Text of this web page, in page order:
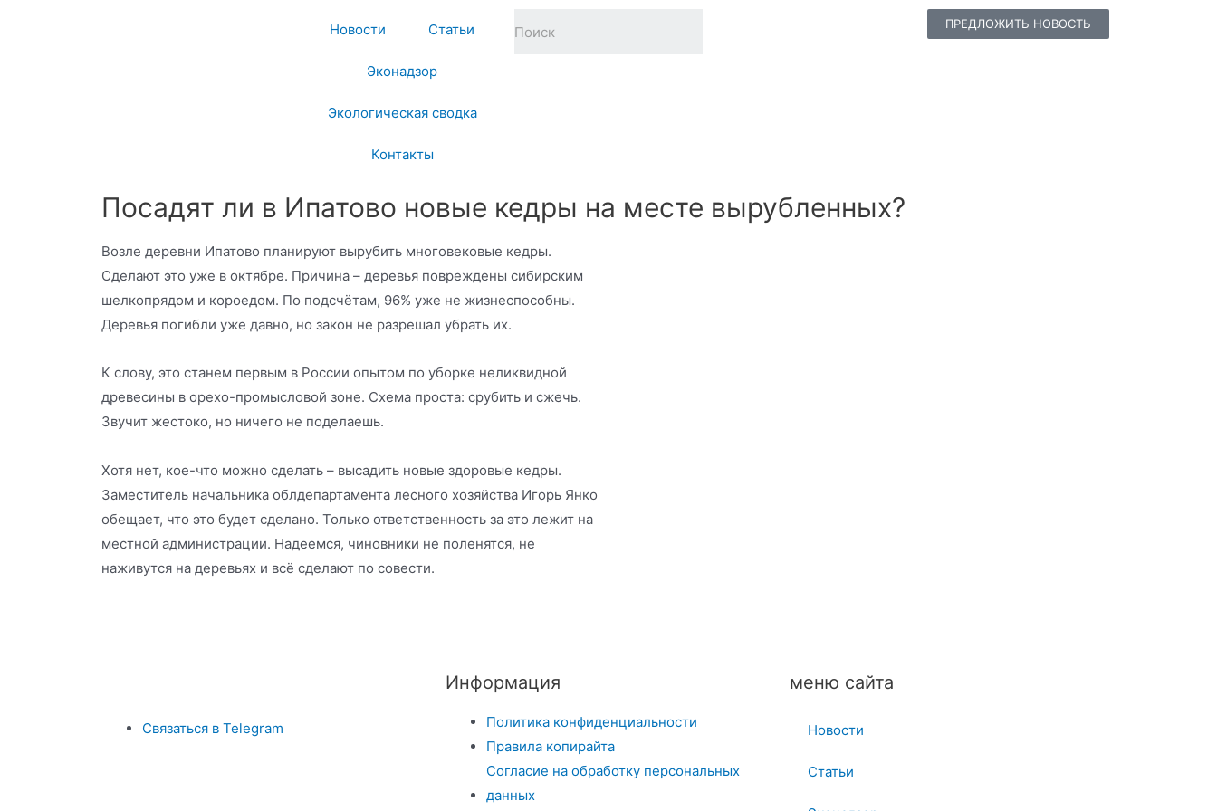
Новости Статьи
Эконадзор
Экологическая сводка
Контакты
ПРЕДЛОЖИТЬ НОВОСТЬ
Посадят ли в Ипатово новые кедры на месте вырубленных?
Возле деревни Ипатово планируют вырубить многовековые кедры.
Сделают это уже в октябре. Причина – деревья повреждены сибирским
шелкопрядом и короедом. По подсчётам, 96% уже не жизнеспособны.
Деревья погибли уже давно, но закон не разрешал убрать их.
К слову, это станем первым в России опытом по уборке неликвидной
древесины в орехо-промысловой зоне. Схема проста: срубить и сжечь.
Звучит жестоко, но ничего не поделаешь.
Хотя нет, кое-что можно сделать – высадить новые здоровые кедры.
Заместитель начальника облдепартамента лесного хозяйства Игорь Янко
обещает, что это будет сделано. Только ответственность за это лежит на
местной администрации. Надеемся, чиновники не поленятся, не
наживутся на деревьях и всё сделают по совести.
Связаться в Telegram
Информация
Политика конфиденциальности
Правила копирайта
Согласие на обработку персональных
данных
меню сайта
Новости
Статьи